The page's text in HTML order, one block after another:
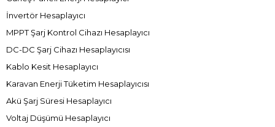
İnvertör Hesaplayıcı
MPPT Şarj Kontrol Cihazı Hesaplayıcı
DC-DC Şarj Cihazı Hesaplayıcısı
Kablo Kesit Hesaplayıcı
Karavan Enerji Tüketim Hesaplayıcısı
Akü Şarj Süresi Hesaplayıcı
Voltaj Düşümü Hesaplayıcı